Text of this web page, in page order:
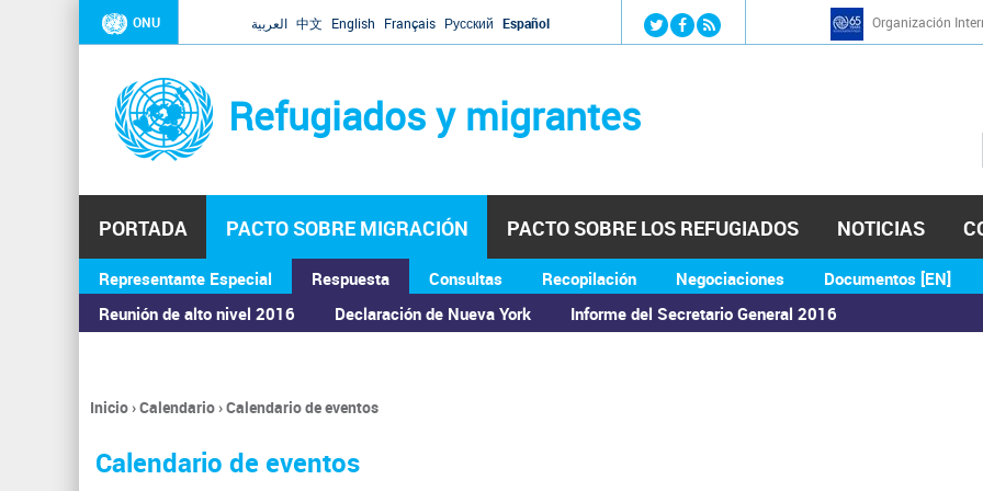
Jump to navigation
ONU العربية 中文 English Français Русский Español Organización
Refugiados y migrantes
PORTADA PACTO SOBRE MIGRACIÓN
Representante Especial
Respuesta
Reunión de alto nivel 2016
Declaración de Nueva York Informe del Secretario General 2016
Consultas Recopilación Negociaciones Documentos [EN]
PACTO SOBRE LOS REFUGIADOS NOTICIAS
ASAMBLEA GENERAL
Se
encuentra
usted
Inicio›Calendario›Calendario de eventos
Calendario de eventos